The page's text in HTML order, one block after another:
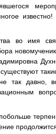
во имя
так давно,